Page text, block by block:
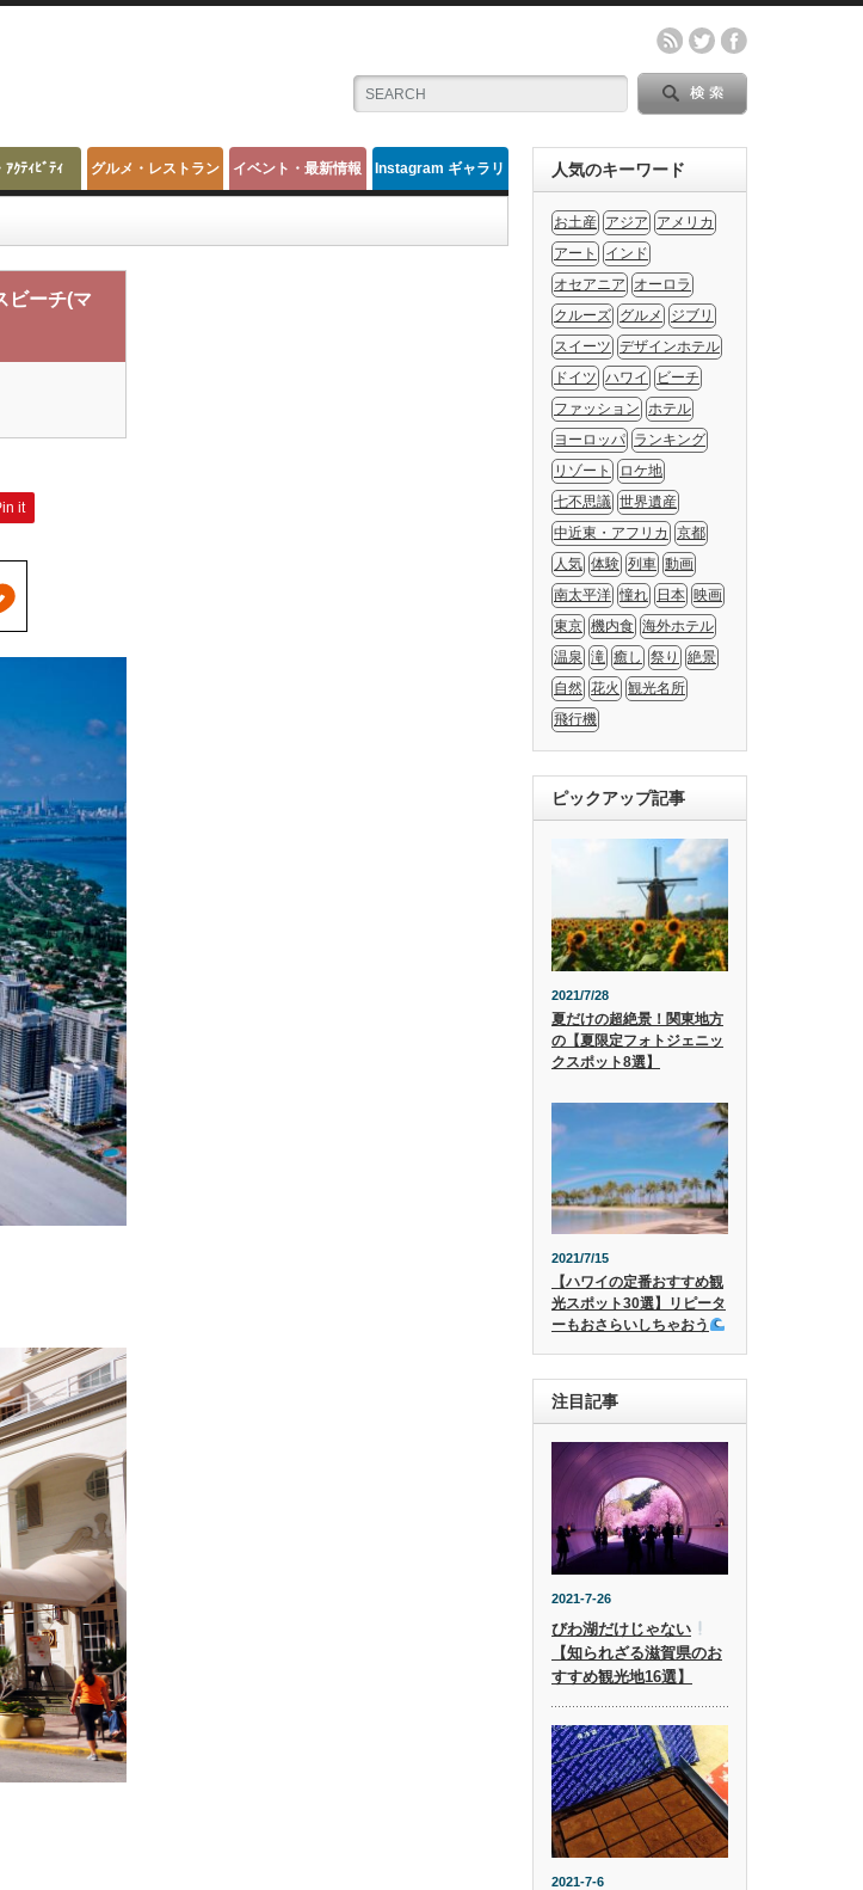
ｱｸﾃｨﾋﾞﾃｨ グルメ・レストラン イベント・最新情報 Instagram ギャラリ
カ)
ビーチ(マ
it
人気のキーワード
お土産 アジア
アメリカ
アート
インド
オセアニア
オーロラ
クルーズ グルメ
ジブリ
スイーツ デザインホテル
ドイツ ハワイ
ビーチ
ファッション ホテル
ヨーロッパ ランキング
リゾート
ロケ地
七不思議 世界遺産
中近東・アフリカ
京都
人気 体験 列車 動画
南太平洋 憧れ 日本 映画
東京 機内食 海外ホテル
温泉 滝 癒し 祭り
絶景
自然 花火
観光名所
飛行機
ピックアップ記事
2021/7/28
夏だけの超絶景！関東地方
の【夏限定フォトジェニッ
クスポット8選】
2021/7/15
【ハワイの定番おすすめ観
光スポット30選】リピータ
ーもおさらいしちゃおう
注目記事
2021-7-26
びわ湖だけじゃない
【知られざる滋賀県のお
すすめ観光地16選】
2021-7-6